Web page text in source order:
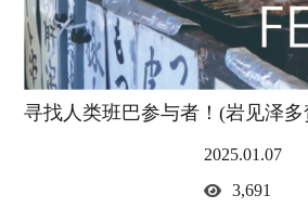
寻找人类班巴参与者！(岩见泽多
2025.01.07
3,691